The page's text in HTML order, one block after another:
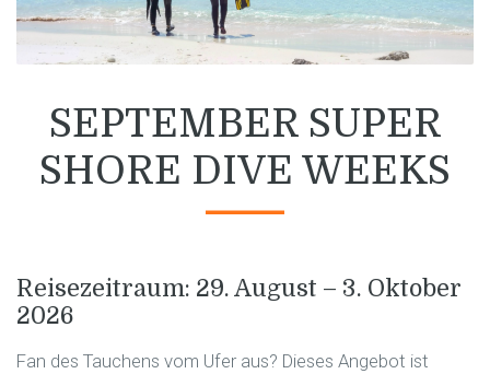
SEPTEMBER SUPER
SHORE DIVE WEEKS
Reisezeitraum: 29. August – 3. Oktober
2026
Fan des Tauchens vom Ufer aus? Dieses Angebot ist